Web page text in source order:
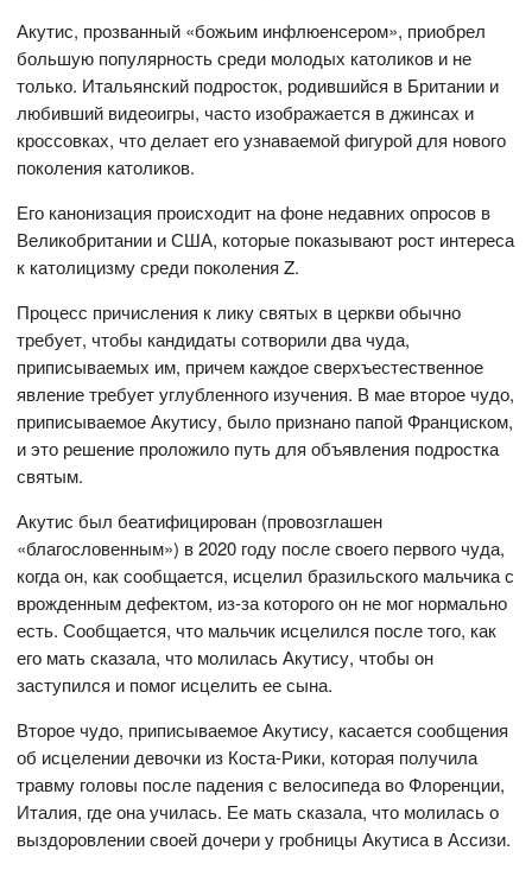
Акутис, прозванный «божьим инфлюенсером», приобрел
большую популярность среди молодых католиков и не
только. Итальянский подросток, родившийся в Британии и
любивший видеоигры, часто изображается в джинсах и
кроссовках, что делает его узнаваемой фигурой для нового
поколения католиков.
Его канонизация происходит на фоне недавних опросов в
Великобритании и США, которые показывают рост интереса
к католицизму среди поколения Z.
Процесс причисления к лику святых в церкви обычно
требует, чтобы кандидаты сотворили два чуда,
приписываемых им, причем каждое сверхъестественное
явление требует углубленного изучения. В мае второе чудо,
приписываемое Акутису, было признано папой Франциском,
и это решение проложило путь для объявления подростка
святым.
Акутис был беатифицирован (провозглашен
«благословенным») в 2020 году после своего первого чуда,
когда он, как сообщается, исцелил бразильского мальчика с
врожденным дефектом, из-за которого он не мог нормально
есть. Сообщается, что мальчик исцелился после того, как
его мать сказала, что молилась Акутису, чтобы он
заступился и помог исцелить ее сына.
Второе чудо, приписываемое Акутису, касается сообщения
об исцелении девочки из Коста-Рики, которая получила
травму головы после падения с велосипеда во Флоренции,
Италия, где она училась. Ее мать сказала, что молилась о
выздоровлении своей дочери у гробницы Акутиса в Ассизи.